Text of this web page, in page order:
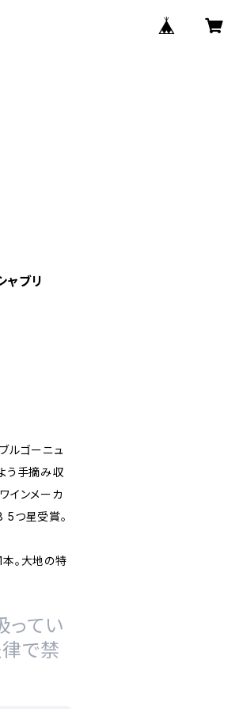
ャブリ
ルゴーニュ
う手摘み収
インメーカ
5つ星受賞。
。大地の特
ってい
で禁